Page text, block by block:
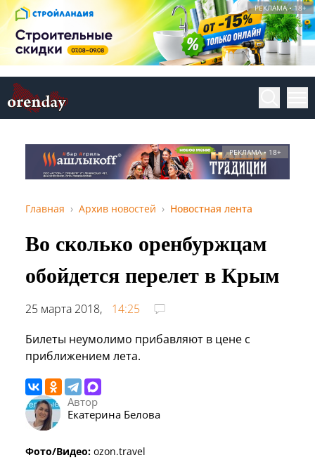
РЕКЛАМА • 18+
РЕКЛАМА • 18+
Главная Архив новостей Новостная лента
Во сколько оренбуржцам
обойдется перелет в Крым
25 марта 2018,
14:25
Билеты неумолимо прибавляют в цене с
приближением лета.
Автор
Екатерина Белова
Фото/Видео: ozon.travel